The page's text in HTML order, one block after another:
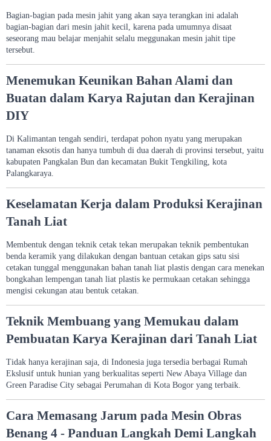
Bagian-bagian pada mesin jahit yang akan saya terangkan ini adalah
bagian-bagian dari mesin jahit kecil, karena pada umumnya disaat
seseorang mau belajar menjahit selalu meggunakan mesin jahit tipe
tersebut.
Menemukan Keunikan Bahan Alami dan
Buatan dalam Karya Rajutan dan Kerajinan
DIY
Di Kalimantan tengah sendiri, terdapat pohon nyatu yang merupakan
tanaman eksotis dan hanya tumbuh di dua daerah di provinsi tersebut, yaitu
kabupaten Pangkalan Bun dan kecamatan Bukit Tengkiling, kota
Palangkaraya.
Keselamatan Kerja dalam Produksi Kerajinan
Tanah Liаt
Membentuk dengan teknik cetak tekan merupakan teknik pembentukan
benda keramik yang dilakukan dengan bantuan cetakan gips satu sisi
cetakan tunggal menggunakan bahan tanah liat plastis dengan cara menekan
bongkahan lempengan tanah liat plastis ke permukaan cetakan sehingga
mengisi cekungan atau bentuk cetakan.
Teknik Membuang yang Memukau dalam
Pembuatan Karya Kerajinan dari Tanah Liat
Tidak hanya kerajinan saja, di Indonesia juga tersedia berbagai Rumah
Ekslusif untuk hunian yang berkualitas seperti New Abaya Village dan
Green Paradise City sebagai Perumahan di Kota Bogor yang terbaik.
Cara Memasang Jarum pada Mesin Obras
Benang 4 - Panduan Langkah Demi Langkah